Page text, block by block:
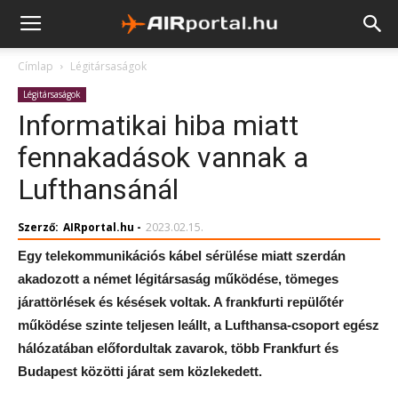
Címlap Légitársaságok
Légitársaságok
Informatikai hiba miatt
fennakadások vannak a
Lufthansánál
Szerző: AIRportal.hu - 2023.02.15.
Egy telekommunikációs kábel sérülése miatt szerdán
akadozott a német légitársaság működése, tömeges
járattörlések és késések voltak. A frankfurti repülőtér
működése szinte teljesen leállt, a Lufthansa-csoport egész
hálózatában előfordultak zavarok, több Frankfurt és
Budapest közötti járat sem közlekedett.